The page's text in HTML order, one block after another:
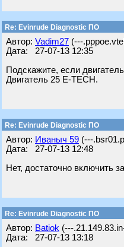
Re: Evinrude Diagnostic ПО
Автор: Vadim27 (---
Дата: 27-07-13 12:35
Подскажите, если
Двигатель 25 E-TECH.
Re: Evinrude Diagnostic ПО
Автор: Ивaныч 59 (---
Дата: 27-07-13 12:48
Нет, достаточно включить
Re: Evinrude Diagnostic ПО
Автор: Batiok (---
Дата: 27-07-13 13:18